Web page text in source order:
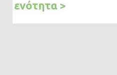
ενότητα >